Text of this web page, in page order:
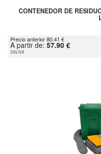
CONTENEDOR DE
Precio anterior 80.41 €
A partir de: 57.90 €
SIN IVA